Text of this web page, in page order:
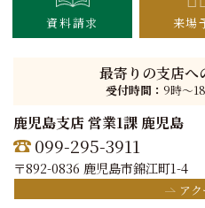
資料請求 来場
最寄りの支店へ
受付時間： 9時〜
鹿児島支店 営業1課 鹿児島
099-295-3911
〒892-0836 鹿児島市錦江町1-4
ア